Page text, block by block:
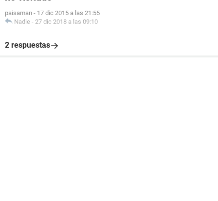
paisaman - 17 dic 2015 a las 21:55
Nadie - 27 dic 2018 a las 09:10
2 respuestas